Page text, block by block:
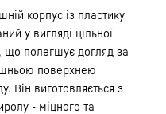
корпус із пластику
у вигляді цільної
що полегшує догляд за
поверхнею
Він виготовляється з
- міцного та